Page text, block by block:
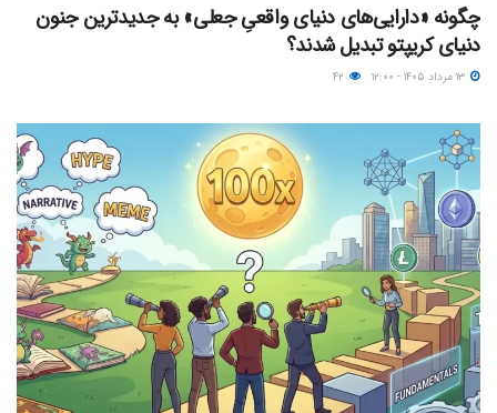
چگونه «دارایی‌های دنیای واقعیِ جعلی» به جدیدترین جنون
دنیای کریپتو تبدیل شدند؟